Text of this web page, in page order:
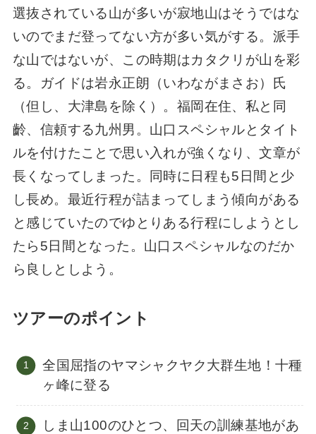
選抜されている山が多いが寂地山はそうではな
いのでまだ登ってない方が多い気がする。派手
な山ではないが、この時期はカタクリが山を彩
る。ガイドは岩永正朗（いわながまさお）氏
（但し、大津島を除く）。福岡在住、私と同
齡、信頼する九州男。山口スペシャルとタイト
ルを付けたことで思い入れが強くなり、文章が
長くなってしまった。同時に日程も5日間と少
し長め。最近行程が詰まってしまう傾向がある
と感じていたのでゆとりある行程にしようとし
たら5日間となった。山口スペシャルなのだか
ら良しとしよう。
ツアーのポイント
全国屈指のヤマシャクヤク大群生地！十種
ヶ峰に登る
しま山100のひとつ、回天の訓練基地があ